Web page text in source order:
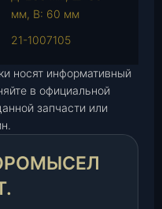
мм, В: 60 мм
21-1007105
носят информативный
в официальной
запчасти или